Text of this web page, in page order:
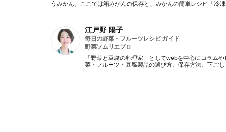
うみかん。ここでは箱みかんの保存と、みかんの簡単レシピ「冷
江戸野 陽子
毎日の野菜・フルーツレシピ ガイド
野菜ソムリエプロ
「野菜と豆腐の料理家」としてwebを中心にコラム
菜・フルーツ・豆腐製品の選び方、保存方法、下ご
く食べるための情報を分かりやすくお届けしています